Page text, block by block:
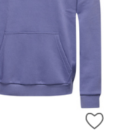
HINZUFÜGEN ZUR